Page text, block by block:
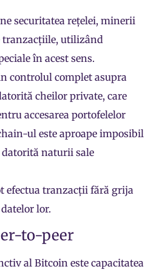
securitatea rețelei, minerii
tranzacțiile, utilizând
în acest sens.
controlul complet asupra
cheilor private, care
accesarea portofelelor
ul este aproape imposibil
naturii sale
efectua tranzacții fără grija
lor.
to-peer
al Bitcoin este capacitatea